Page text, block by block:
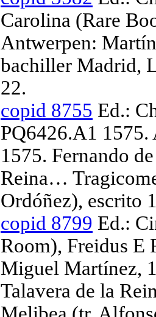
Carolina (Rare
Antwerpen:
bachiller Madrid,
22.
copid 8755 Ed.:
PQ6426.A1 1575.
1575. Fernando
Reina…
Ordóñez), escrito
copid 8799 Ed.:
Room), Freidus E
Miguel Martínez,
Talavera de la